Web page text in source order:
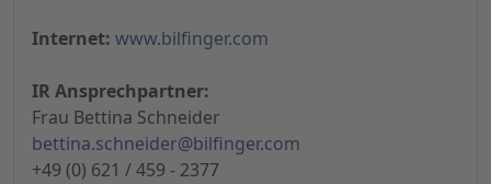
Internet: www.bilfinger.com
IR Ansprechpartner:
Frau Bettina Schneider
bettina.schneider@bilfinger.com
+49 (0) 621 / 459 - 2377